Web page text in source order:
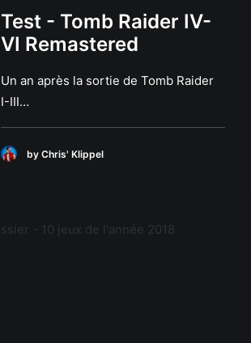
Test - Tomb Raider IV-
VI Remastered
Un an après la sortie de Tomb Raider
I-III…
by Chris' Klippel